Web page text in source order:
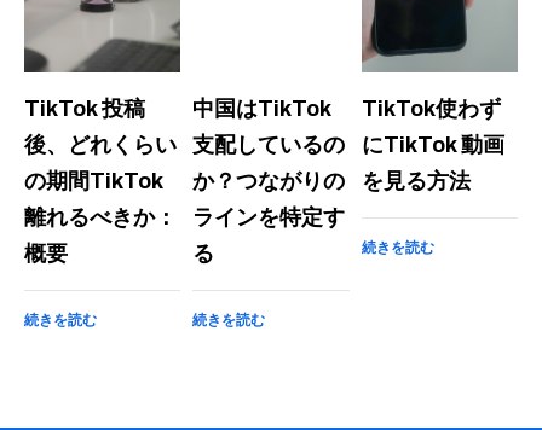
TikTok 投稿
後、どれくらい
の期間TikTok
離れるべきか：
概要
続きを読む
中国はTikTok
支配しているの
か？つながりの
ラインを特定す
る
続きを読む
TikTok使わず
にTikTok 動画
を見る方法
続きを読む